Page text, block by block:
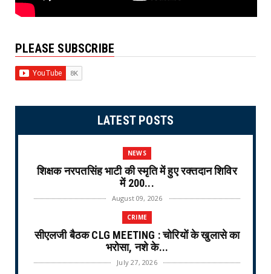
PLEASE SUBSCRIBE
LATEST POSTS
NEWS
शिक्षक नरपतसिंह भाटी की स्मृति में हुए रक्तदान शिविर
में 200...
August 09, 2026
CRIME
सीएलजी बैठक CLG MEETING : चोरियों के खुलासे का
भरोसा, नशे के...
July 27, 2026